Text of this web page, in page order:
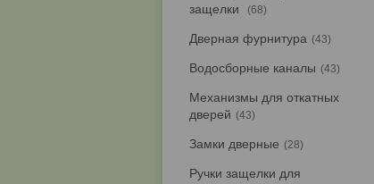
защелки
68
Дверная фурнитура 43
Водосборные каналы 43
Механизмы для откатных
дверей
43
Замки дверные 28
Ручки защелки для